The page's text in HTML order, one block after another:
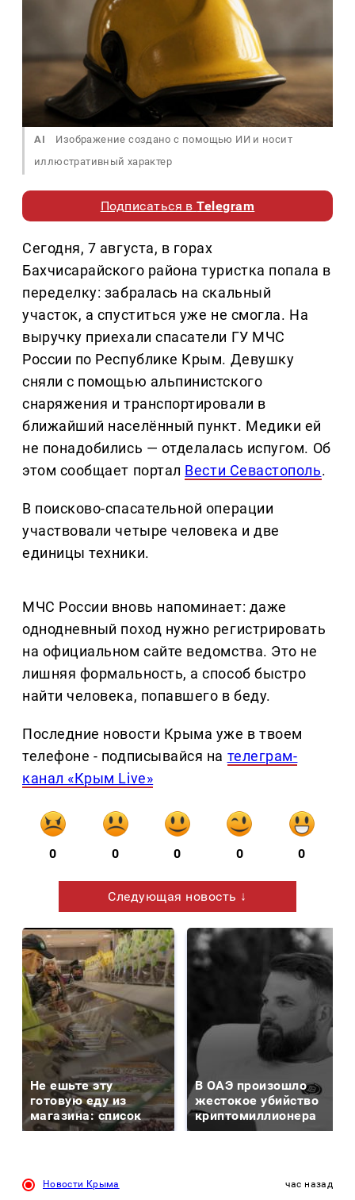
AI
Изображение создано с помощью ИИ и носит
иллюстративный характер
Подписаться вTelegram
Сегодня, 7 августа, в горах
Бахчисарайского района туристка попала в
переделку: забралась на скальный
участок, а спуститься уже не смогла. На
выручку приехали спасатели ГУ МЧС
России по Республике Крым. Девушку
сняли с помощью альпинистского
снаряжения и транспортировали в
ближайший населённый пункт. Медики ей
не понадобились — отделалась испугом. Об
этом сообщает портал Вести Севастополь.
В поисково-спасательной операции
участвовали четыре человека и две
единицы техники.
МЧС России вновь напоминает: даже
однодневный поход нужно регистрировать
на официальном сайте ведомства. Это не
лишняя формальность, а способ быстро
найти человека, попавшего в беду.
Последние новости Крыма уже в твоем
телефоне - подписывайся на телеграм-
канал «Крым Live»
0 0 0 0 0
Следующая новость ↓
Не ешьте эту
готовую еду из
магазина: список
В ОАЭ произошло
жестокое убийство
криптомиллионера
Новости Крыма час назад